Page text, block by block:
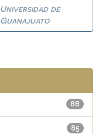
Universidad de
Guanajuato
88
85